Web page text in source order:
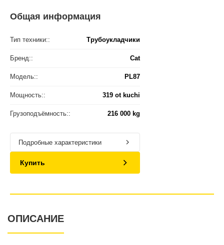
Общая информация
Тип техники:: Трубоукладчики
Бренд:: Cat
Модель:: PL87
Мощность:: 319 ot kuchi
Грузоподъёмность:: 216 000 kg
Подробные характеристики
Купить
ОПИСАНИЕ